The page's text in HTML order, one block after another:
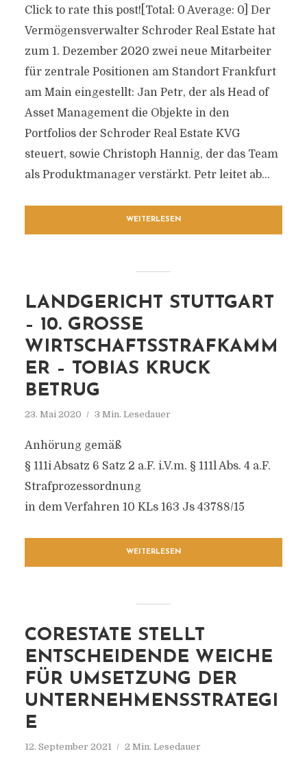
Click to rate this post![Total: 0 Average: 0] Der
Vermögensverwalter Schroder Real Estate hat
zum 1. Dezember 2020 zwei neue Mitarbeiter
für zentrale Positionen am Standort Frankfurt
am Main eingestellt: Jan Petr, der als Head of
Asset Management die Objekte in den
Portfolios der Schroder Real Estate KVG
steuert, sowie Christoph Hannig, der das Team
als Produktmanager verstärkt. Petr leitet ab...
WEITERLESEN
LANDGERICHT STUTTGART
– 10. GROSSE W
IRTSCHAFTSSTRAFKAMME
R – TOBIAS KRUCK B
ETRUG
23. Mai 2020 3 Min. Lesedauer
Anhörung gemäß
§ 111i Absatz 6 Satz 2 a.F. i.V.m. § 111l Abs. 4 a.F.
Strafprozessordnung
in dem Verfahren 10 KLs 163 Js 43788/15
WEITERLESEN
CORESTATE STELLT
ENTSCHEIDENDE WEICHE
FÜR UMSETZUNG DER
UNTERNEHMENSSTRATEGI
E
12. September 2021 2 Min. Lesedauer